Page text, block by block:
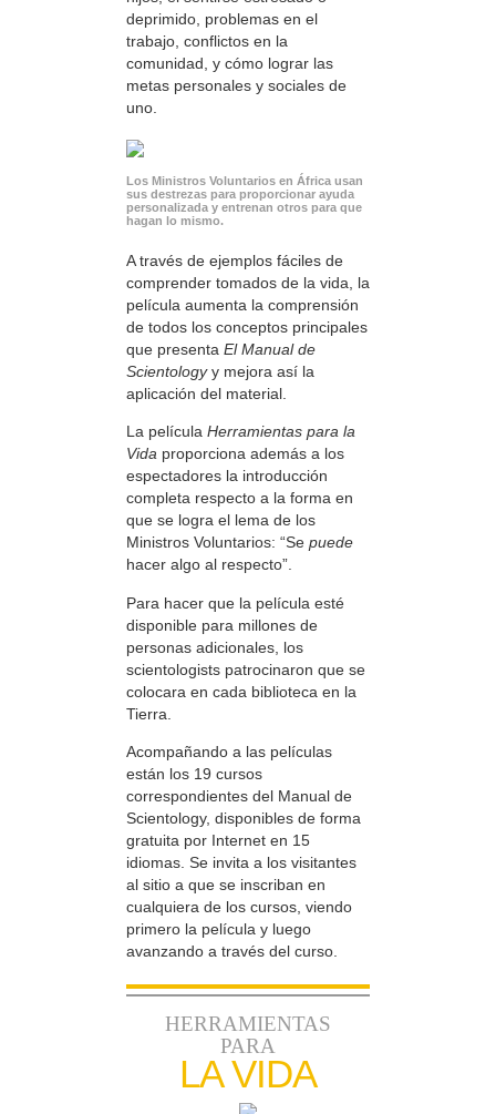
deprimido, problemas en el
trabajo, conflictos en la
comunidad, y cómo lograr las
metas personales y sociales de
uno.
Los Ministros Voluntarios en África usan
sus destrezas para proporcionar ayuda
personalizada y entrenan otros para que
hagan lo mismo.
A través de ejemplos fáciles de
comprender tomados de la vida, la
película aumenta la comprensión
de todos los conceptos principales
que presenta El Manual de
Scientologyy mejora así la
aplicación del material.
La película Herramientas para la
Vida proporciona además a los
espectadores la introducción
completa respecto a la forma en
que se logra el lema de los
Ministros Voluntarios: “Se puede
hacer algo al respecto”.
Para hacer que la película esté
disponible para millones de
personas adicionales, los
scientologists patrocinaron que se
colocara en cada biblioteca en la
Tierra.
Acompañando a las películas
están los 19 cursos
correspondientes del Manual de
Scientology, disponibles de forma
gratuita por Internet en 15
idiomas. Se invita a los visitantes
al sitio a que se inscriban en
cualquiera de los cursos, viendo
primero la película y luego
avanzando a través del curso.
HERRAMIENTAS
PARA
LA VIDA